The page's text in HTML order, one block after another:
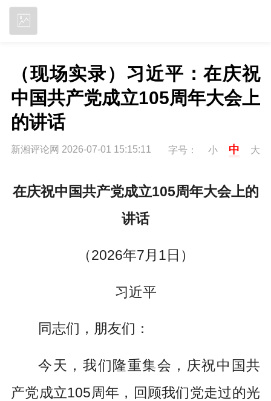
（现场实录）习近平：在庆祝
中国共产党成立105周年大会上
的讲话
新湘评论网 2026-07-01 15:15:11 字号： 小 中 大
在庆祝中国共产党成立105周年大会上的
讲话
（2026年7月1日）
习近平
同志们，朋友们：
今天，我们隆重集会，庆祝中国共
产党成立105周年，回顾我们党走过的光